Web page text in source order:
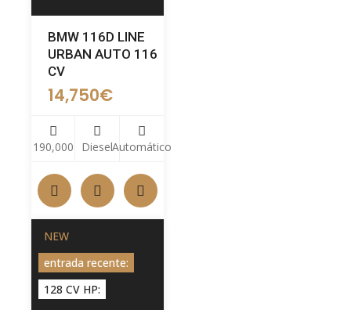
BMW 116D LINE
URBAN AUTO 116
CV
14,750€
190,000 DieselAutomático
NEW
entrada recente:
128 CV HP: